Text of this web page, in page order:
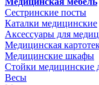
Сестринские посты
Каталки медицинские
Аксессуары для
Медицинская
Медицинские шкафы
Стойки медицинские
Весы